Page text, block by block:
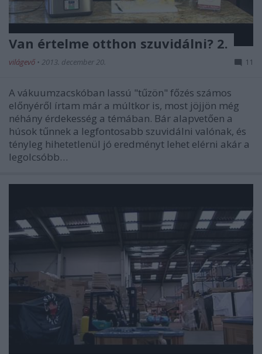
Van értelme otthon szuvidálni? 2.
világevő • 2013. december 20. 11
A vákuumzacskóban lassú "tűzön" főzés számos
előnyéről írtam már a múltkor is, most jöjjön még
néhány érdekesség a témában. Bár alapvetően a
húsok tűnnek a legfontosabb szuvidálni valónak, és
tényleg hihetetlenül jó eredményt lehet elérni akár a
legolcsóbb…